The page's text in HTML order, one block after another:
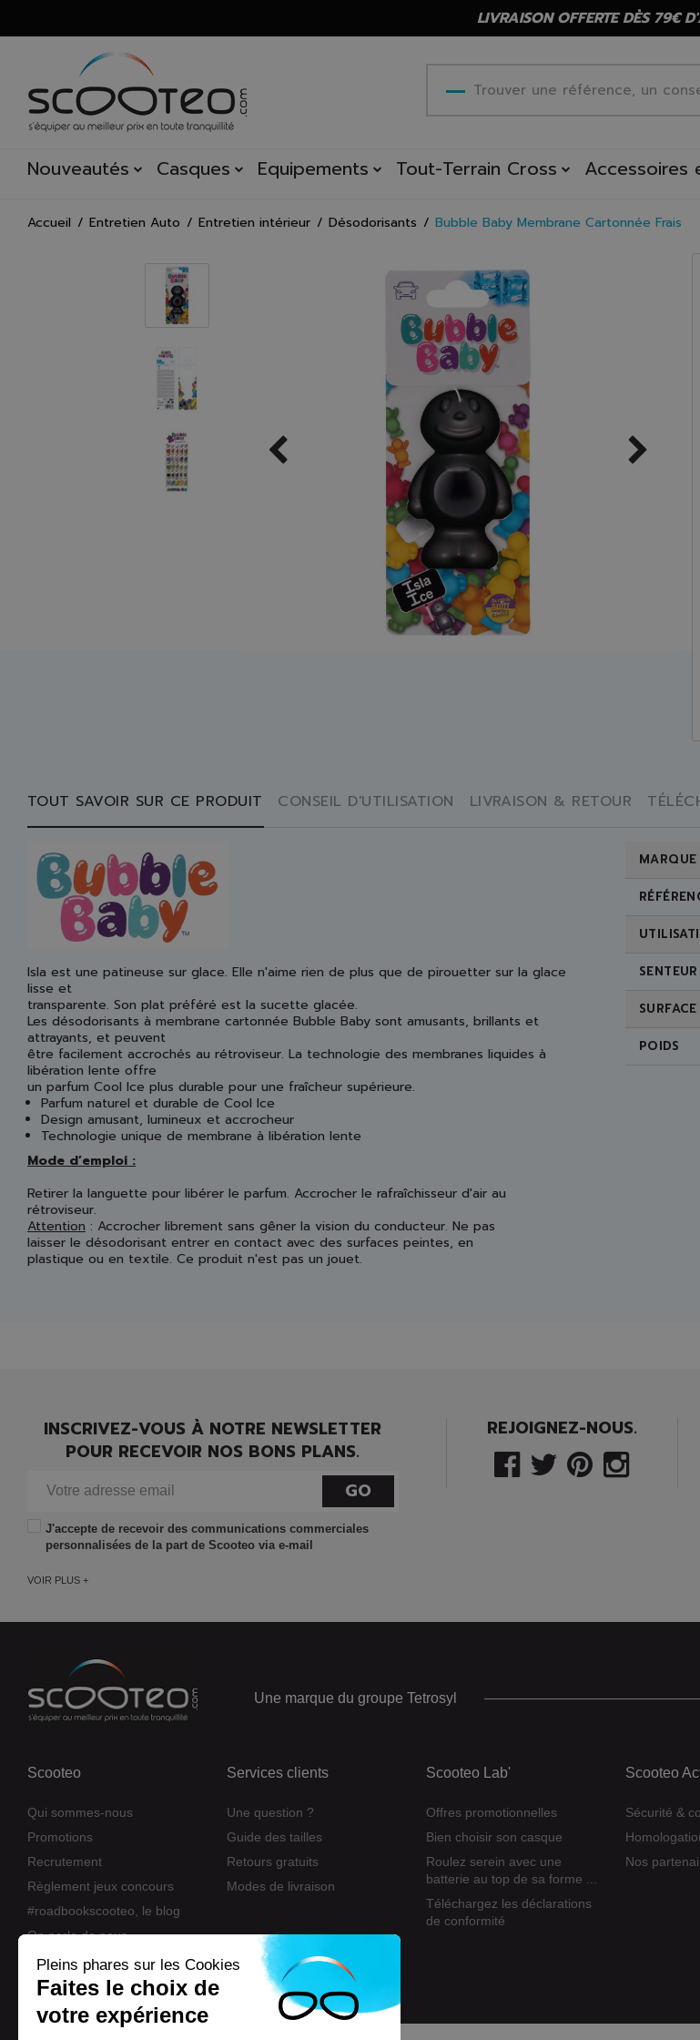
LIVRAISON OFFERTE DÈS 79€
Nouveautés Casques Equipements Tout-Terrain Cross Accessoires
Accueil Entretien Auto Entretien intérieur Désodorisants Bubble Baby Membrane Cartonnée Frais
TOUT SAVOIR SUR CE PRODUIT CONSEIL D'UTILISATION LIVRAISON & RETOUR
Isla est une patineuse sur glace. Elle n'aime rien de plus que de pirouetter sur la glace
lisse et
transparente. Son plat préféré est la sucette glacée.
Les désodorisants à membrane cartonnée Bubble Baby sont amusants, brillants et
attrayants, et peuvent
être facilement accrochés au rétroviseur. La technologie des membranes liquides à
libération lente offre
un parfum Cool Ice plus durable pour une fraîcheur supérieure.
Parfum naturel et durable de Cool Ice
Design amusant, lumineux et accrocheur
Technologie unique de membrane à libération lente
Mode d’emploi :
Retirer la languette pour libérer le parfum. Accrocher le rafraîchisseur d'air au
rétroviseur.
Attention : Accrocher librement sans gêner la vision du conducteur. Ne pas
laisser le désodorisant entrer en contact avec des surfaces peintes, en
plastique ou en textile. Ce produit n'est pas un jouet.
MARQUE
SENTEUR
SURFACE
POIDS
INSCRIVEZ-VOUS À NOTRE NEWSLETTER
POUR RECEVOIR NOS BONS PLANS.
GO
J'accepte de recevoir des communications commerciales
personnalisées de la part de Scooteo via e-mail
VOIR PLUS +
REJOIGNEZ-NOUS.
Une marque du groupe Tetrosyl
Scooteo
Qui sommes-nous
Promotions
Recrutement
Règlement jeux concours
#roadbookscooteo, le blog
On parle de nous
Nos marques
Services clients
Une question ?
Guide des tailles
Retours gratuits
Modes de livraison
Scooteo Lab'
Offres promotionnelles
Bien choisir son casque
Roulez serein avec une
batterie au top de sa forme ...
Téléchargez les déclarations
de conformité
Scooteo
Sécurité &
Nos
Eco-participation
Pleins phares sur les Cookies
Faites le choix de
votre expérience